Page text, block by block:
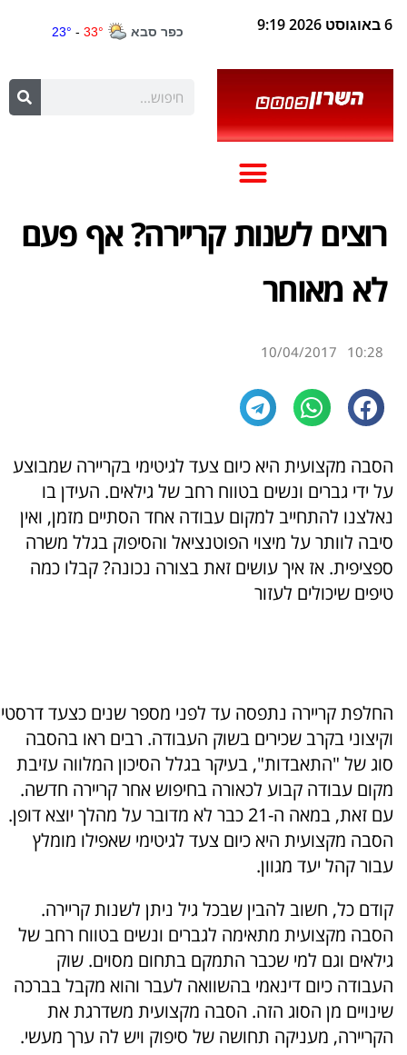
6 באוגוסט 2026 9:19
רוצים לשנות קריירה? אף פעם
לא מאוחר
10:28
10/04/2017
הסבה מקצועית היא כיום צעד לגיטימי בקריירה שמבוצע
על ידי גברים ונשים בטווח רחב של גילאים. העידן בו
נאלצנו להתחייב למקום עבודה אחד הסתיים מזמן, ואין
סיבה לוותר על מיצוי הפוטנציאל והסיפוק בגלל משרה
ספציפית. אז איך עושים זאת בצורה נכונה? קבלו כמה
טיפים שיכולים לעזור
החלפת קריירה נתפסה עד לפני מספר שנים כצעד דרסטי
וקיצוני בקרב שכירים בשוק העבודה. רבים ראו בהסבה
סוג של "התאבדות", בעיקר בגלל הסיכון המלווה עזיבת
מקום עבודה קבוע לכאורה בחיפוש אחר קריירה חדשה.
עם זאת, במאה ה-21 כבר לא מדובר על מהלך יוצא דופן.
הסבה מקצועית היא כיום צעד לגיטימי שאפילו מומלץ
עבור קהל יעד מגוון.
קודם כל, חשוב להבין שבכל גיל ניתן לשנות קריירה.
הסבה מקצועית מתאימה לגברים ונשים בטווח רחב של
גילאים וגם למי שכבר התמקם בתחום מסוים. שוק
העבודה כיום דינאמי בהשוואה לעבר והוא מקבל בברכה
שינויים מן הסוג הזה. הסבה מקצועית משדרגת את
הקריירה, מעניקה תחושה של סיפוק ויש לה ערך מעשי.